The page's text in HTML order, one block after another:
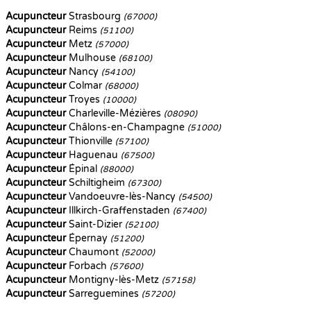
AcupuncteurStrasbourg (67000)
AcupuncteurReims (51100)
AcupuncteurMetz (57000)
AcupuncteurMulhouse (68100)
AcupuncteurNancy (54100)
AcupuncteurColmar (68000)
AcupuncteurTroyes (10000)
AcupuncteurCharleville-Mézières (08090)
AcupuncteurChâlons-en-Champagne (51000)
AcupuncteurThionville (57100)
AcupuncteurHaguenau (67500)
AcupuncteurÉpinal (88000)
AcupuncteurSchiltigheim (67300)
AcupuncteurVandoeuvre-lès-Nancy (54500)
AcupuncteurIllkirch-Graffenstaden (67400)
AcupuncteurSaint-Dizier (52100)
AcupuncteurÉpernay (51200)
AcupuncteurChaumont (52000)
AcupuncteurForbach (57600)
AcupuncteurMontigny-lès-Metz (57158)
AcupuncteurSarreguemines (57200)